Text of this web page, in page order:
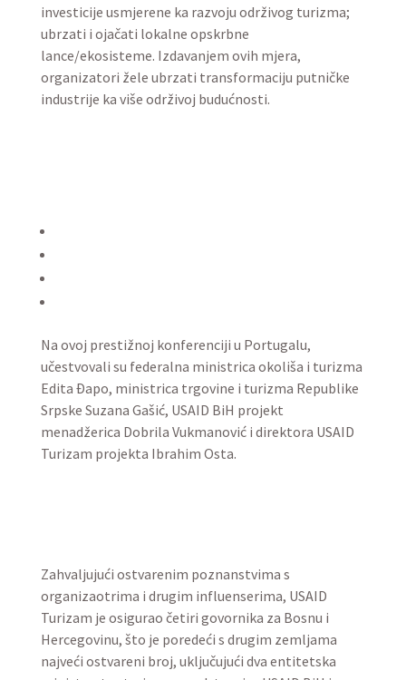
investicije usmjerene ka razvoju održivog turizma;
ubrzati i ojačati lokalne opskrbne
lance/ekosisteme. Izdavanjem ovih mjera,
organizatori žele ubrzati transformaciju putničke
industrije ka više održivoj budućnosti.
Na ovoj prestižnoj konferenciji u Portugalu,
učestvovali su federalna ministrica okoliša i turizma
Edita Đapo, ministrica trgovine i turizma Republike
Srpske Suzana Gašić, USAID BiH projekt
menadžerica Dobrila Vukmanović i direktora USAID
Turizam projekta Ibrahim Osta.
Zahvaljujući ostvarenim poznanstvima s
organizaotrima i drugim influenserima, USAID
Turizam je osigurao četiri govornika za Bosnu i
Hercegovinu, što je poredeći s drugim zemljama
najveći ostvareni broj, uključujući dva entitetska